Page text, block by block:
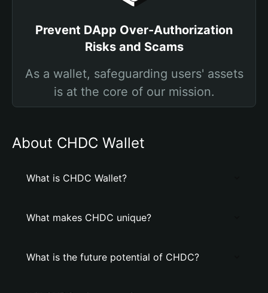
Prevent DApp Over-Authorization
Risks and Scams
As a wallet, safeguarding users' assets
is at the core of our mission.
About CHDC Wallet
What is CHDC Wallet?
What makes CHDC unique?
What is the future potential of CHDC?